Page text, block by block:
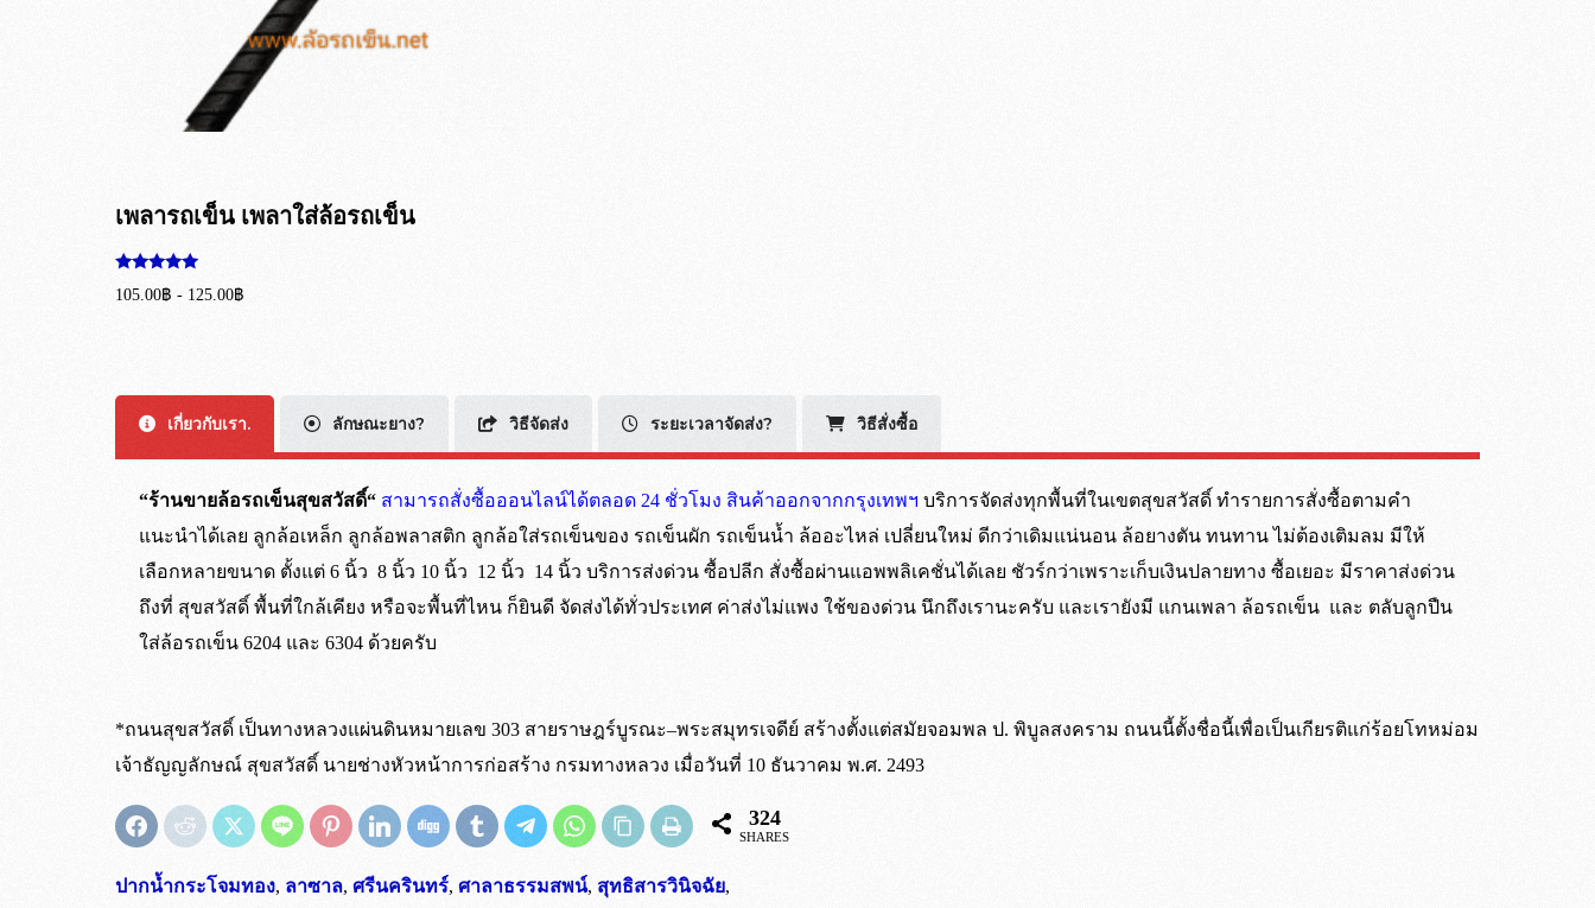
เพลารถเข็น เพลาใส่ล้อรถเข็น
ให้คะแนน
5.00
105.00฿ - 125.00฿
เกี่ยวกับเรา. ลักษณะยาง? วิธีจัดส่ง ระยะเวลาจัดส่ง? วิธีสั่งซื้อ
“ร้านขายล้อรถเข็นสุขสวัสดิ์“ สามารถสั่งซื้อออนไลน์ได้ตลอด 24 ชั่วโมง สินค้าออกจากกรุงเทพฯ บริการจัดส่งทุกพื้นที่ในเขตสุขสวัสดิ์ ทำรายการสั่งซื้อตามคำ
แนะนำได้เลย ลูกล้อเหล็ก ลูกล้อพลาสติก ลูกล้อใส่รถเข็นของ รถเข็นผัก รถเข็นน้ำ ล้ออะไหล่ เปลี่ยนใหม่ ดีกว่าเดิมแน่นอน ล้อยางตัน ทนทาน ไม่ต้องเติมลม มีให้
เลือกหลายขนาด ตั้งแต่ 6 นิ้ว 8 นิ้ว 10 นิ้ว 12 นิ้ว 14 นิ้ว บริการส่งด่วน ซื้อปลีก สั่งซื้อผ่านแอพพลิเคชั่นได้เลย ชัวร์กว่าเพราะเก็บเงินปลายทาง ซื้อเยอะ มีราคาส่งด่วน
ถึงที่ สุขสวัสดิ์ พื้นที่ใกล้เคียง หรือจะพื้นที่ไหน ก็ยินดี จัดส่งได้ทั่วประเทศ ค่าส่งไม่แพง ใช้ของด่วน นึกถึงเรานะครับ และเรายังมี แกนเพลา ล้อรถเข็น และ ตลับลูกปืน
ใส่ล้อรถเข็น 6204 และ 6304 ด้วยครับ
เป็นล้อยางตันธรรมชาติ เนื้อเดียวกันทั้งชิ้นยาง
ไม่ใช่ล้อฉีดโฟมด้านใน
เขต กทม. ปริมณฑล และจังหวัดใกล้เคียง จัดส่งด้วยรถทางร้าน
ต่างจังหวัด ส่งผ่าน บ.ขนส่งสินค้าหีบห่อ ต้นทาง รองเมือง และ พุทธมณฑล ( ค่าระวางจัดส่งสินค้าเก็บที่ปลายทาง )
เขต กทม. และปริมณฑล จัดส่งถึงหน้างาน ภายใน 5 ชั่วโมง*
สำหรับคำสั่งซื้อที่เสร็จสิ้นภาย ในเวลา 10:00 น.
ไม่ต้องรอแชทอีกต่อไป สั่งซื้อผ่านระบบร้านค้าออนไลน์ ได้ตลอด 24 ชั่วโมง
*สั่งซื้อผ่านระบบเว็บไซท์ มีจำนวนขั้นต่ำ 3,000 บาทในการสั่งซื้อ
*ถนนสุขสวัสดิ์ เป็นทางหลวงแผ่นดินหมายเลข 303 สายราษฎร์บูรณะ–พระสมุทรเจดีย์ สร้างตั้งแต่สมัยจอมพล ป. พิบูลสงคราม ถนนนี้ตั้งชื่อนี้เพื่อเป็นเกียรติแก่ร้อยโทหม่อม
เจ้าธัญญลักษณ์ สุขสวัสดิ์ นายช่างหัวหน้าการก่อสร้าง กรมทางหลวง เมื่อวันที่ 10 ธันวาคม พ.ศ. 2493
324
SHARES
ปากน้ำกระโจมทอง, ลาซาล, ศรีนครินทร์, ศาลาธรรมสพน์, สุทธิสารวินิจฉัย,